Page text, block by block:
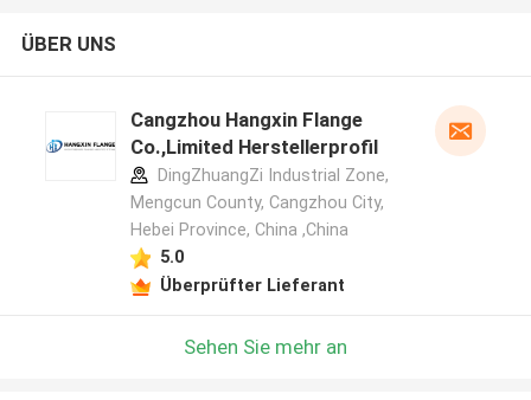
ÜBER UNS
Cangzhou Hangxin Flange
Co.,Limited Herstellerprofil
DingZhuangZi Industrial Zone,
Mengcun County, Cangzhou City,
Hebei Province, China ,China
5.0
Überprüfter Lieferant
Sehen Sie mehr an